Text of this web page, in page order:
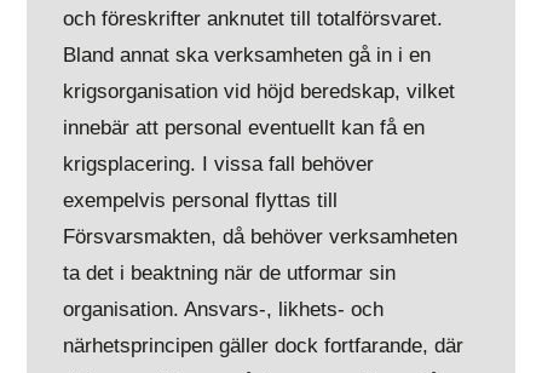
och föreskrifter anknutet till totalförsvaret.
Bland annat ska verksamheten gå in i en
krigsorganisation vid höjd beredskap, vilket
innebär att personal eventuellt kan få en
krigsplacering. I vissa fall behöver
exempelvis personal flyttas till
Försvarsmakten, då behöver verksamheten
ta det i beaktning när de utformar sin
organisation. Ansvars-, likhets- och
närhetsprincipen gäller dock fortfarande, där